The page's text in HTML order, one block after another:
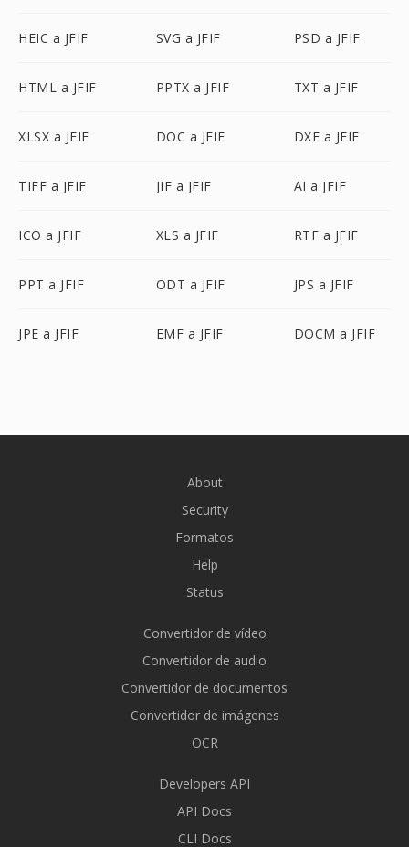
HEIC a JFIF SVG a JFIF PSD a JFIF
HTML a JFIF PPTX a JFIF TXT a JFIF
XLSX a JFIF DOC a JFIF DXF a JFIF
TIFF a JFIF JIF a JFIF AI a JFIF
ICO a JFIF XLS a JFIF RTF a JFIF
PPT a JFIF ODT a JFIF JPS a JFIF
JPE a JFIF EMF a JFIF DOCM a JFIF
About
Security
Formatos
Help
Status
Convertidor de vídeo
Convertidor de audio
Convertidor de documentos
Convertidor de imágenes
OCR
Developers API
API Docs
CLI Docs